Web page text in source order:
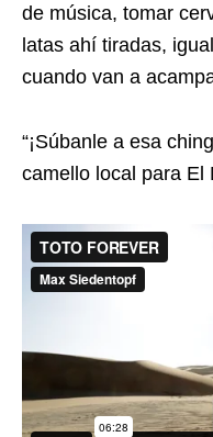
de música, tomar
latas ahí tiradas,
cuando van a
“¡Súbanle a esa
camello local para El